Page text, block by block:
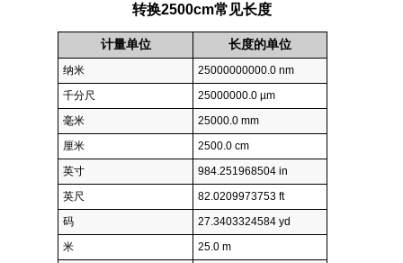
转换2500cm常见长度
计量单位 长度的单位
纳米
25000000000.0 nm
千分尺
25000000.0 µm
毫米
25000.0 mm
厘米
2500.0 cm
英寸
984.251968504 in
英尺
82.0209973753 ft
码
27.3403324584 yd
米
25.0 m